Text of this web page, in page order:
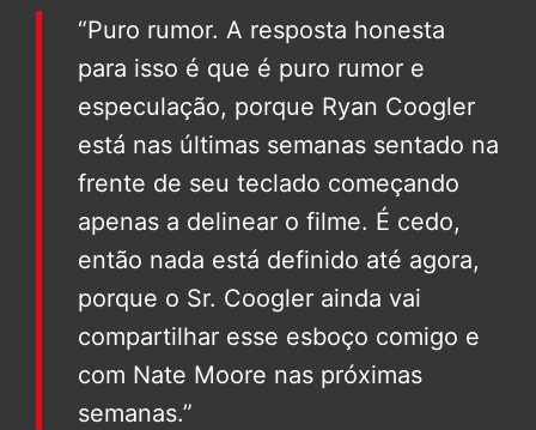
“Puro rumor. A resposta honesta
para isso é que é puro rumor e
especulação, porque Ryan Coogler
está nas últimas semanas sentado na
frente de seu teclado começando
apenas a delinear o filme. É cedo,
então nada está definido até agora,
porque o Sr. Coogler ainda vai
compartilhar esse esboço comigo e
com Nate Moore nas próximas
semanas.”